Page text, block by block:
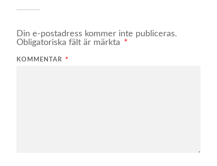
Din e-postadress kommer inte publiceras.
Obligatoriska fält är märkta *
KOMMENTAR *